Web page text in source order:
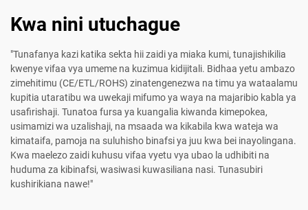
Kwa nini utuchague
"Tunafanya kazi katika sekta hii zaidi ya miaka kumi, tunajishikilia
kwenye vifaa vya umeme na kuzimua kidijitali. Bidhaa yetu ambazo
zimehitimu (CE/ETL/ROHS) zinatengenezwa na timu ya wataalamu
kupitia utaratibu wa uwekaji mifumo ya waya na majaribio kabla ya
usafirishaji. Tunatoa fursa ya kuangalia kiwanda kimepokea,
usimamizi wa uzalishaji, na msaada wa kikabila kwa wateja wa
kimataifa, pamoja na suluhisho binafsi ya juu kwa bei inayolingana.
Kwa maelezo zaidi kuhusu vifaa vyetu vya ubao la udhibiti na
huduma za kibinafsi, wasiwasi kuwasiliana nasi. Tunasubiri
kushirikiana nawe!"